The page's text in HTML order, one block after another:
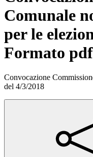
Comunale
per le
Formato pdf
Convocazione
del 4/3/2018